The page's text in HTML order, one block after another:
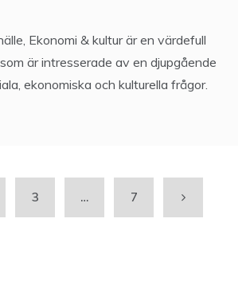
Ekonomi & kultur är en värdefull
är intresserade av en djupgående
ekonomiska och kulturella frågor.
3 … 7